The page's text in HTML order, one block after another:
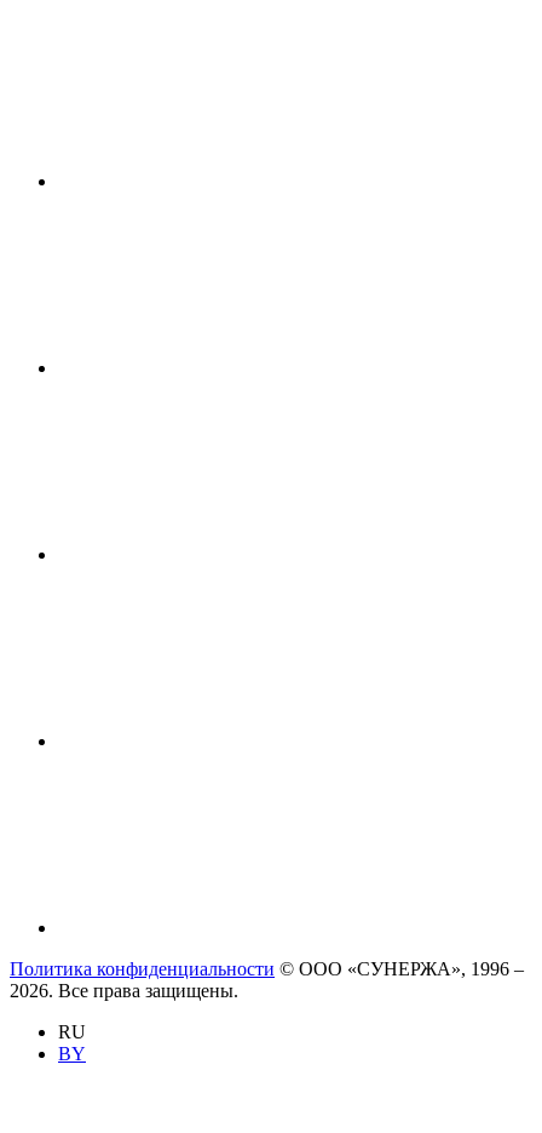
Политика конфиденциальности © ООО «СУНЕРЖА», 1996 –
2026. Все права защищены.
RU
BY